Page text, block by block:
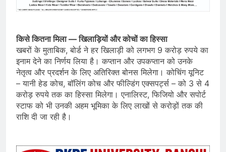
किसे कितना मिला — खिलाड़ियों और कोचों का हिस्सा
खबरों के मुताबिक, बोर्ड ने हर खिलाड़ी को लगभग 9 करोड़ रुपये का
इनाम देने का निर्णय लिया है। कप्तान और उपकप्तान को उनके
नेतृत्व और प्रदर्शन के लिए अतिरिक्त बोनस मिलेगा। कोचिंग यूनिट
– यानी हेड कोच, बॉलिंग कोच और फील्डिंग एक्सपर्ट्स – को 3 से 4
करोड़ रुपये तक का हिस्सा मिलेगा। एनालिस्ट, फिजियो और सपोर्ट
स्टाफ को भी उनकी अहम भूमिका के लिए लाखों से करोड़ों तक की
राशि दी जा रही है।